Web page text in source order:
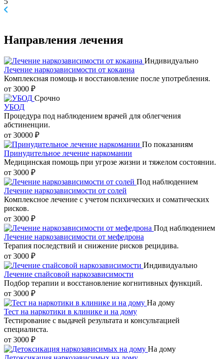
Направления лечения
Индивидуально
Лечение наркозависимости от кокаина
Комплексная помощь и восстановление после употребления.
от 3000 ₽
Срочно
УБОД
Процедура под наблюдением врачей для облегчения
абстиненции.
от 30000 ₽
По показаниям
Принудительное лечение наркомании
Медицинская помощь при угрозе жизни и тяжелом состоянии.
от 3000 ₽
Под наблюдением
Лечение наркозависимости от солей
Комплексное лечение с учетом психических и соматических
рисков.
от 3000 ₽
Под наблюдением
Лечение наркозависимости от мефедрона
Терапия последствий и снижение рисков рецидива.
от 3000 ₽
Индивидуально
Лечение спайсовой наркозависимости
Подбор терапии и восстановление когнитивных функций.
от 3000 ₽
На дому
Тест на наркотики в клинике и на дому
Тестирование с выдачей результата и консультацией
специалиста.
от 3000 ₽
На дому